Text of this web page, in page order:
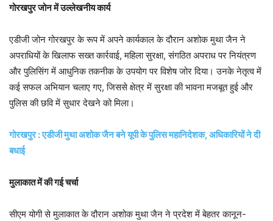
गोरखपुर जोन में उल्लेखनीय कार्य
एडीजी जोन गोरखपुर के रूप में अपने कार्यकाल के दौरान अशोक मुथा जैन ने
अपराधियों के खिलाफ सख्त कार्रवाई, महिला सुरक्षा, संगठित अपराध पर नियंत्रण
और पुलिसिंग में आधुनिक तकनीक के उपयोग पर विशेष जोर दिया। उनके नेतृत्व में
कई सफल अभियान चलाए गए, जिससे क्षेत्र में सुरक्षा की भावना मजबूत हुई और
पुलिस की छवि में सुधार देखने को मिला।
गोरखपुर : एडीजी मुथा अशोक जैन बने यूपी के पुलिस महानिदेशक, अधिकारियों ने दी
बधाई
मुलाकात में की गई चर्चा
सीएम योगी से मुलाकात के दौरान अशोक मुथा जैन ने प्रदेश में बेहतर कानून-